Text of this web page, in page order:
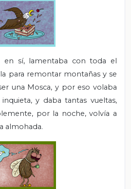
en sí, lamentaba con toda el
para remontar montañas y se
una Mosca, y por eso volaba
y daba tantas vueltas,
por la noche, volvía a
almohada.